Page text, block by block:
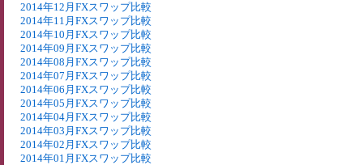
2014年12月FXスワップ比較
2014年11月FXスワップ比較
2014年10月FXスワップ比較
2014年09月FXスワップ比較
2014年08月FXスワップ比較
2014年07月FXスワップ比較
2014年06月FXスワップ比較
2014年05月FXスワップ比較
2014年04月FXスワップ比較
2014年03月FXスワップ比較
2014年02月FXスワップ比較
2014年01月FXスワップ比較